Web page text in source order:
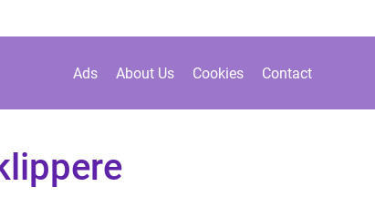
Ads About Us Cookies Contact